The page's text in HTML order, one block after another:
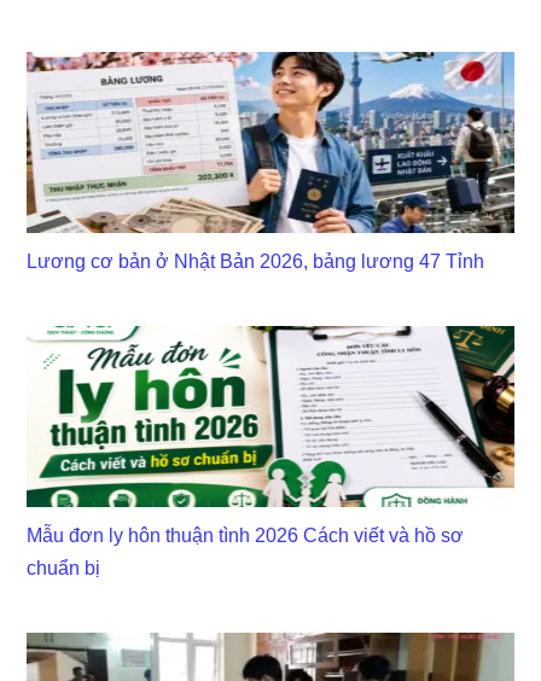
Lương cơ bản ở Nhật Bản 2026, bảng lương 47 Tỉnh
Mẫu đơn ly hôn thuận tình 2026 Cách viết và hồ sơ
chuẩn bị